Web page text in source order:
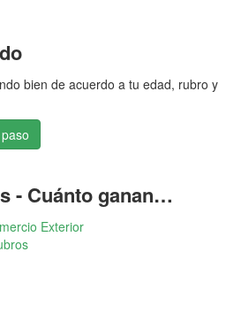
bien de acuerdo a tu edad, rubro y
- Cuánto ganan…
Exterior